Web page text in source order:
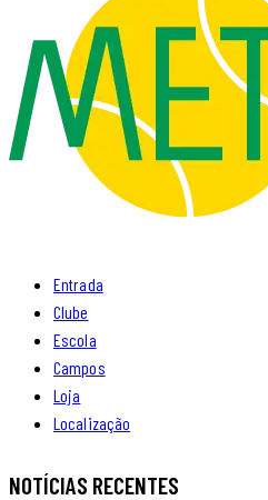
Entrada
Clube
Escola
Campos
Loja
Localização
NOTÍCIAS RECENTES